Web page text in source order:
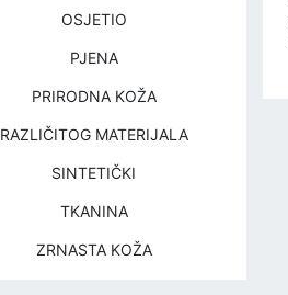
OSJETIO
PJENA
PRIRODNA KOŽA
RAZLIČITOG MATERIJALA
SINTETIČKI
TKANINA
ZRNASTA KOŽA